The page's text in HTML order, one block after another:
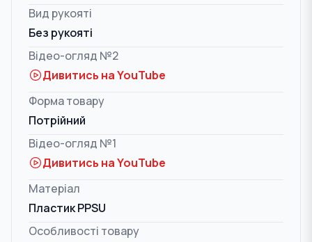
Вид рукояті
Без рукояті
Відео-огляд №2
Дивитись на YouTube
Форма товару
Потрійний
Відео-огляд №1
Дивитись на YouTube
Матеріал
Пластик PPSU
Особливості товару